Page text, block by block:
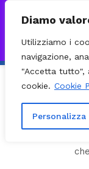
Diamo
Utilizziamo i
navigazione,
"Accetta tutto",
cookie. Cookie
Personalizza
VISITA IL
INVIATE CON